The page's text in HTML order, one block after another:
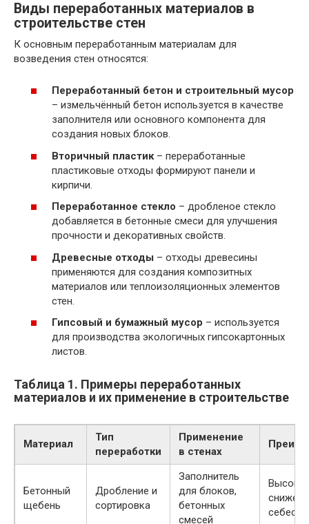
Виды переработанных материалов в
строительстве стен
К основным переработанным материалам для
возведения стен относятся:
Переработанный бетон и строительный мусор
– измельчённый бетон используется в качестве
заполнителя или основного компонента для
создания новых блоков.
Вторичный пластик– переработанные
пластиковые отходы формируют панели и
кирпичи.
Переработанное стекло – дробленое стекло
добавляется в бетонные смеси для улучшения
прочности и декоративных свойств.
Древесные отходы – отходы древесины
применяются для создания композитных
материалов или теплоизоляционных элементов
стен.
Гипсовый и бумажный мусор – используется
для производства экологичных гипсокартонных
листов.
Таблица 1. Примеры переработанных
материалов и их применение в строительстве
Материал
Тип
переработки
Применение
в стенах
Бетонный
щебень
Дробление и
сортировка
Заполнитель
для блоков,
бетонных
смесей